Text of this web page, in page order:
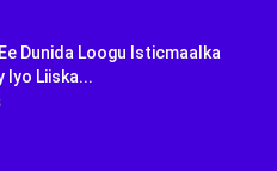
Dunida Loogu Isticmaalka
Iyo Liiska...